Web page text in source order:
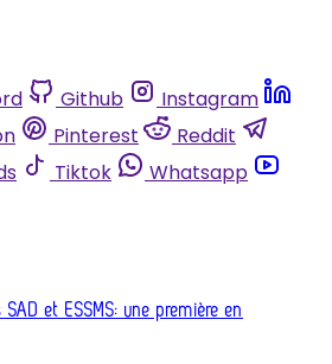
Github
Instagram
Pinterest
Reddit
Tiktok
Whatsapp
et ESSMS: une première en